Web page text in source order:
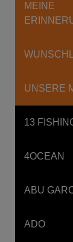
MEINE
UNSERE
13
4OCEAN
ABU
ADO